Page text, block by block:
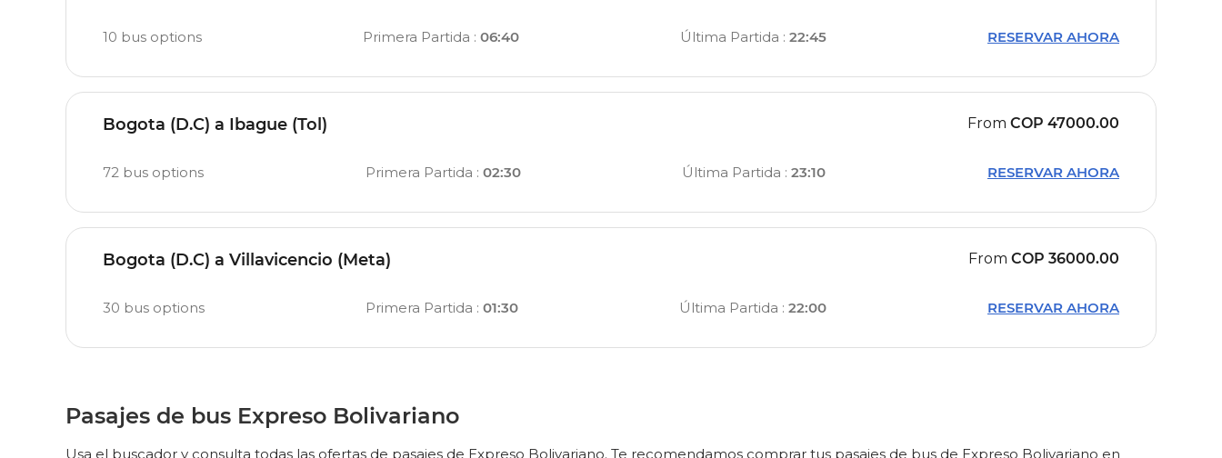
10 bus options Primera Partida : 06:40 Última Partida : 22:45 RESERVAR AHORA
Bogota (D.C) a Ibague (Tol) From COP 47000.00
72 bus options Primera Partida : 02:30 Última Partida :23:10 RESERVAR AHORA
Bogota (D.C) a Villavicencio (Meta) From COP 36000.00
30 bus options Primera Partida : 01:30 Última Partida : 22:00 RESERVAR AHORA
Pasajes de bus Expreso Bolivariano
Usa el buscador y consulta todas las ofertas de pasajes de Expreso Bolivariano. Te recomendamos comprar tus pasajes de bus de Expreso Bolivariano en